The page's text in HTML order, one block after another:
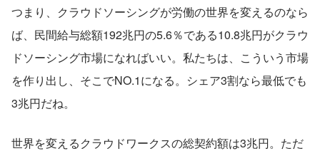
つまり、クラウドソーシングが労働の世界を変えるのなら
ば、民間給与総額192兆円の5.6％である10.8兆円がクラウ
ドソーシング市場になればいい。私たちは、こういう市場
を作り出し、そこでNO.1になる。シェア3割なら最低でも
3兆円だね。
世界を変えるクラウドワークスの総契約額は3兆円。ただ